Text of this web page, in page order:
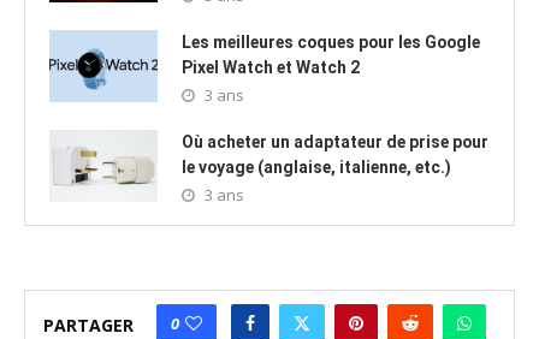
Les meilleures coques pour les Google
Pixel Watch et Watch 2
3 ans
Où acheter un adaptateur de prise pour
le voyage (anglaise, italienne, etc.)
3 ans
PARTAGER 0